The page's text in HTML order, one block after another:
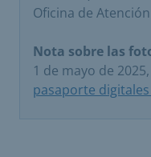
Oficina de
Nota sobre las
1 de mayo de
pasaporte